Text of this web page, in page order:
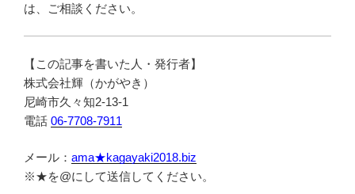
は、ご相談ください。
【この記事を書いた人・発行者】
株式会社輝（かがやき）
尼崎市久々知2-13-1
電話 06-7708-7911
メール： ama★kagayaki2018.biz
※★を@にして送信してください。